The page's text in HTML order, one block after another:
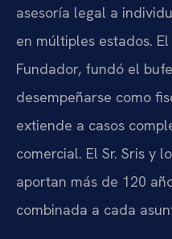
asesoría legal a
en múltiples estados.
Fundador, fundó el
desempeñarse como
extiende a casos
comercial. El Sr. Sris y
aportan más de 120
combinada a cada